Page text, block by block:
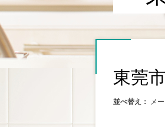
東莞
並べ替え： メ